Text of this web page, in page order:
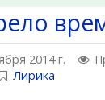
2014 г.
Лирика